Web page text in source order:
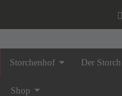
überspringen
Storchenhof Der Storch
Shop